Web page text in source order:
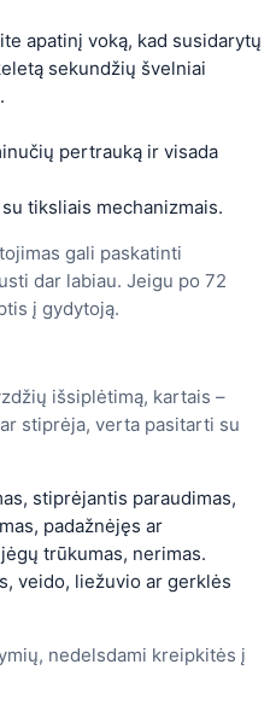
apatinį voką, kad susidarytų
sekundžių švelniai
pertrauką ir visada
tiksliais mechanizmais.
gali paskatinti
dar labiau. Jeigu po 72
į gydytoją.
išsiplėtimą, kartais –
stiprėja, verta pasitarti su
stiprėjantis paraudimas,
padažnėjęs ar
trūkumas, nerimas.
veido, liežuvio ar gerklės
nedelsdami kreipkitės į